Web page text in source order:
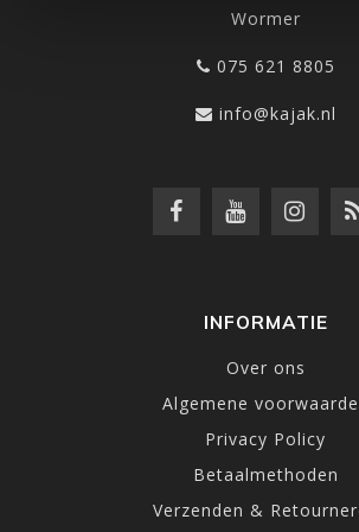
Wormer
075 621 8805
info@kajak.nl
INFORMATIE
Over ons
Algemene
Privacy Policy
Betaalmethoden
Verzenden &